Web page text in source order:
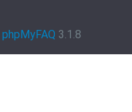
phpMyFAQ 3.1.8